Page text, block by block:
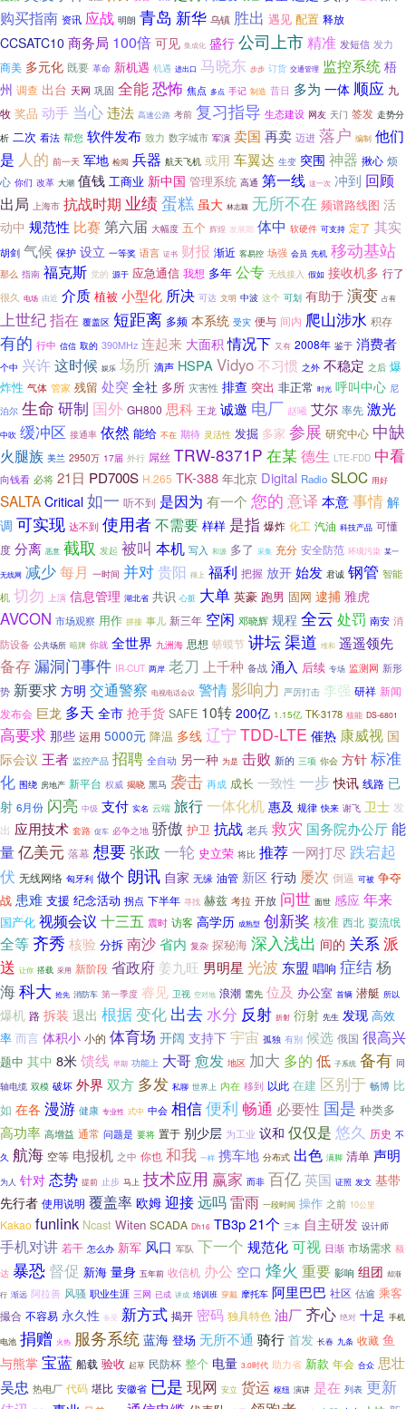
购买指南 资讯 应战 明朗 青岛 新华 乌镇 胜出 遇见 配置 释放
CCSATC10 商务局 100倍 可见 集成化 盛行 公司上市精准 发短信 发力
商美 多元化 既要 革命 新机遇 机遇 进出口 马晓东 步步 订货 交通管理 监控系统 梧
州 调查 出台 天网 巩固 全能恐怖 焦点 多点 手记 制造 昔日 多为 一体 顺应 九
牧 奖品 动手 当心违法 高速公路 考前 复习指导 生态建设 网友 天门 签发 走势分
析 二次 看法 帮您 软件发布 致力 数字城市 军演 卖国 再卖 迈进 落户 编制 他们
是 人的 前一天 军地 检阅 兵器 航天飞机 或用 车翼达 生变 突围 神器 揪心 烦
心 你们 改革 大潮 值钱 工商业 新中国 管理系统 高通 第一线 这一次 冲到 回顾
出局 上海市 抗战时期 业绩蛋糕 虽大 林志颖 无所不在 频谱路线图 活
动中 规范性 比赛第六届 大幅度 五个 辉煌 发展期 体中 软硬件 可支持 定了 其实
胡剑 气候 保护 设立 一等奖 语言 证书 财报 渐近 客易控 场强 会员 先机 移动基站
那么 指南 福克斯 党的 源于 应急通信 我想 多年 公专 无线接入 假如 接收机多 行了
很久 电场 由近 介质 植被 小型化 所决 可达 文明 中波 这个 可划 有助于 演变 占有
上世纪指在 覆盖区 短距离 多频 本系统 受灾 便与 间内 爬山涉水 积存
有的 行中 信信 取的 390MHz 连起来 大面积 情况下 又有 2008年 鉴于 消费者
个中 兴许这时候 娱乐 场所 滴声 HSPA Vidyo不习惯 之外 不稳定 之后 爆
炸性 气体 管家 残留 处突 全社 多所 灾害性 排查 突出 非正常 时光 呼叫中心 尼
泊尔 生命 研制 国外 GH800 思科 王龙 诚邀 电厂 赵曦 艾尔 率先 激光
中吹 缓冲区 接通率 依然 能给 不在 期待 灵活性 发掘 多家 参展 研究中心 中缺
火腿族 美兰 2950万 17届 外行 屌丝 TRW-8371P 在某 德生 LTE-FDD 中看
向钱看 必将 21日 PD700S H.265 TK-388 年北京 Digital Radio SLOC 用好
SALTA Critical 如一 听不到 是因为 有一个 您的 意译 本意事情 解
调 可实现 达不到 使用者不需要 样样 是指 爆炸 化工 汽油 科技产品 可懂
度 分离 恶意 截取 发起 被叫 本机 写入 和源 多了 采集 充分 安全防范 环境污染 某一
无线网 减少每月 一时间 并对贵阳 得上 福利 把握 放开 始发 君诚 钢管 智能
机 切勿 上演 信息管理 湖北省 共识 心脏 大单 英豪 跑男 固网 逮捕 雅虎
AVCON 市场观察 用作 拼接 事儿 新三年 空闲 邓晓辉 规程 全云 处罚 南安 消
防设备 公共场所 暗牌 你就 全世界 九洲海 思想 蛴蟆节 讲坛渠道 维和 遥遥领先
备存漏洞门事件 IR-CUT 两岸 老刀 上千种 备战 涌入 后续 专场 监测网 新形
势 新要求 方明 交通警察 电视电话会议 警情影响力 严厉打击 李强 研祥 新闻
发布会 巨龙 多天 全市 抢手货 SAFE 10转 200亿 1.15亿 TK-3178 核能 DS-6801
高要求 那些 运用 5000元 降温 多线 辽宁 TDD-LTE 催热 康威视 国
际会议 王者 监控产品 招聘 全自动 另一种 为是 击败 新的 三项 你会 方针 标准
化 围绕 房地产 新平台 权威 揭晓 黑马 袭击 再成 成长 一致性 一步 快讯 线路 已
射 6月份 闪亮 中级 支付 实名 云端 旅行一体化机 惠及 规律 快来 谢飞 卫士 发
出 应用技术 套路 促车 必争之地 骄傲 护卫 抗战 老兵 救灾 国务院办公厅能
量亿美元 落幕 想要张政 一轮 史立荣 将比 推荐一网打尽 跌宕起
伏 无线网络 匈牙利 做个 朗讯 自家 无缘 油管 新区 行动 屡次 倒逼 可被 争夺
战 患难 支援 纪念活动 拐点 下半年 寻找 赫兹 考拉 开放 问世 面世 感应 年来
国产化 视频会议 十三五 震时 访客 高学历 成熟型 创新奖 核准 西北 耍流氓
全等齐秀 核验 分拆 南沙省内 复杂 探秘海 深入浅出 间的 关系派
送 让你 搭载 采用 新阶段 省政府 姜九旺 男明星 光波 东盟 唱响 症结杨
海科大 抢先 消防车 第一季度 睿见 卫视 空对地 浪潮 需先 位及 办公室 首辆 潜艇 所以
爆机 路 拆装 退出 根据变化 出去水分 反射 折射 衍射 先生 发现 高效
率 而言 体积小 小的 体育场 开阔 支持下 宇宙 孤独 有别 候选 俄国 很高兴
题中 其中 8米馈线 早期 功能上 大哥愈发 地区 加大 多的 低 子系统 备有 同
轴电缆 双模 破坏 外界 双方 多发 私聊 世界上 内在 移到 以此 在建 区别于 畅博 比
如 在各 漫游 健康 专业性 式中 中会 相信便利 畅通 必要性 国是 种类多
高功率 高增益 通常 问题是 要将 置于 别少层 为工业 议和 仅仅是 悠久 历史 不
久 航海 空等 电报机 之中 你也 和我 一样 携车地 分布式 出色 满脚 清单 声明
为人 针对 态势 提前 止步 马上 技术应用 赢家 而非 百亿英国 证照 发文 基带
先行者 使用说明 覆盖率 欧姆 迎接远吗雷雨 一段时间 操作 之前 10公里
Kakao funlink Ncast Witen SCADA Dh16 TB3p21个 三本 自主研发 设计师
手机对讲 若干 怎么办 新军 风口 军队 下一个 规范化可视 日渐 市场需求 额
达 暴恐 督促 新海 量身 五年前 收信机 办公 空口 烽火 重要 影响 组团 却渐
行 渐远 阿拉善 风骚 职业生涯 三网 已成 讲成 培训班 穿戴 摩托车 阿里巴巴 社区 估逾 乘客
撮合 不容易 永久性 备受 新方式 揭开 密码 独具特色 油厂齐心 绝对 十足 手机
电池 捐赠 火热 服务系统蓝海 登场 无所不通 骑行 首发 长春 九条 收藏 鱼
与熊掌 宝蓝 船载 验收 起草 民防杯 整个 电量 3.0时代 助力省 新款 年会 合众 思壮
吴忠 热电厂 代码 堪比 安徽省 已是 现网 安立 货运 枢纽 演讲 是在 列表 更新